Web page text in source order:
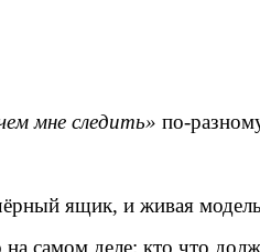
мне следить» по-
ящик, и живая
самом деле: кто что